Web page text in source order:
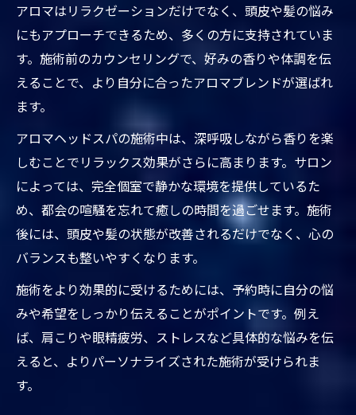
短時間で叶う駅近くの癒しタイムを体感
東京都台東区ヘッドスパ駅近くで短時間で
も癒される理由
駅近くならではの短時間ヘッドスパ活用術
アロマで叶える東京都台東区ヘッドスパ駅
近くの時短リフレッシュ
忙しい方におすすめの駅近アロマヘッドス
パ体験
東京都台東区ヘッドスパ駅近くで手軽に癒
されるポイント
東京都台東区ヘッドスパ駅近くで頭皮と髪
の悩みを相談
アロマ香るサロンで髪質改善をサポートす
アロマはリラクゼーションだけでなく、頭皮や髪の悩み
にもアプローチできるため、多くの方に支持されていま
す。施術前のカウンセリングで、好みの香りや体調を伝
えることで、より自分に合ったアロマブレンドが選ばれ
ます。
アロマヘッドスパの施術中は、深呼吸しながら香りを楽
しむことでリラックス効果がさらに高まります。サロン
によっては、完全個室で静かな環境を提供しているた
め、都会の喧騒を忘れて癒しの時間を過ごせます。施術
後には、頭皮や髪の状態が改善されるだけでなく、心の
バランスも整いやすくなります。
施術をより効果的に受けるためには、予約時に自分の悩
みや希望をしっかり伝えることがポイントです。例え
ば、肩こりや眼精疲労、ストレスなど具体的な悩みを伝
えると、よりパーソナライズされた施術が受けられま
す。